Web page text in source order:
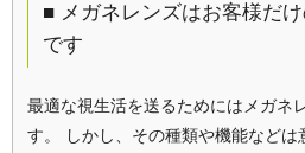
■ メガネレンズはお客様だ
です
最適な視生活を送るためにはメガネ
す。 しかし、その種類や機能などは